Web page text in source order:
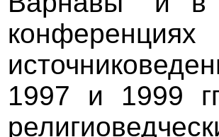
1997 и 1999